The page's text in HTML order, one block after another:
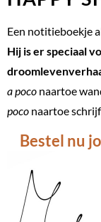
Een notitieboekje
Hij is er speciaal
a poco naartoe
poco naartoe
Bestel nu